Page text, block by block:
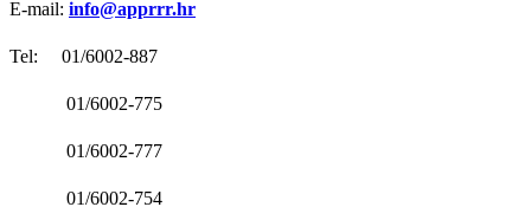
E-mail: info@apprrr.hr
Tel: 01/6002-887
01/6002-775
01/6002-777
01/6002-754